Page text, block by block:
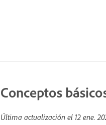
Conceptos
Última actualización el 12 ene.